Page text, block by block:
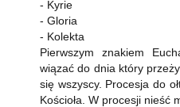
- Kyrie
- Gloria
- Kolekta
Pierwszym znakiem
wiązać do dnia który
się wszyscy. Procesja do
Kościoła. W procesji nieść